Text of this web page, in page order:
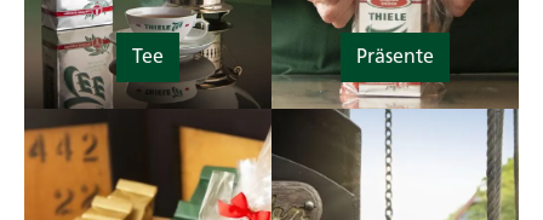
Tee Präsente